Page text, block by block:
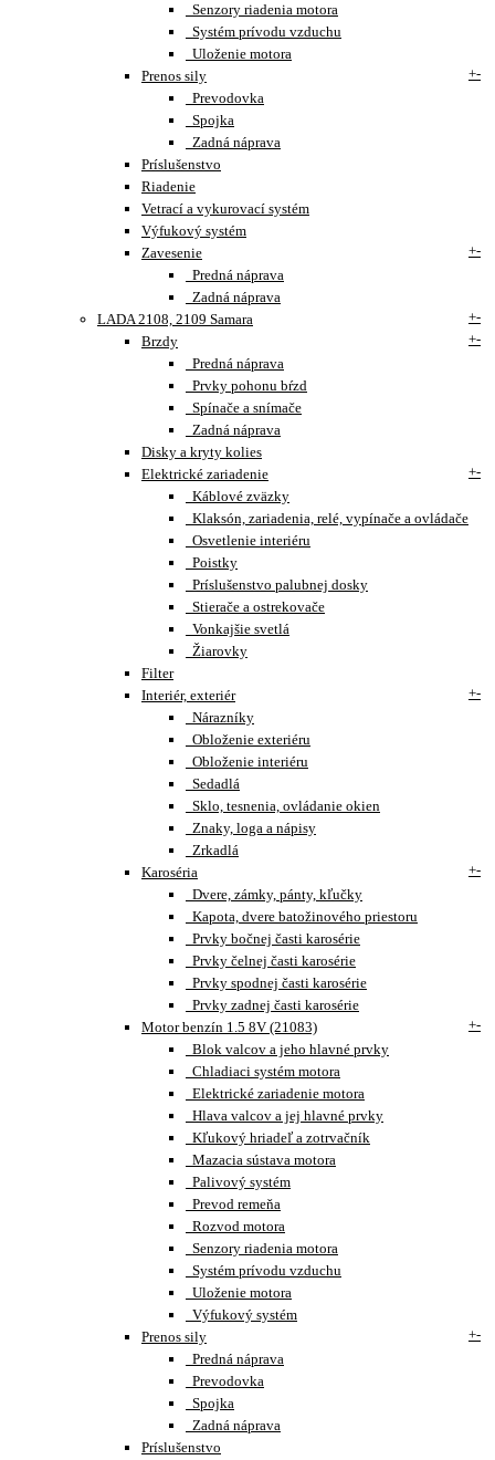
Senzory riadenia motora
Systém prívodu vzduchu
Uloženie motora
Prenos sily
+-
Prevodovka
Spojka
Zadná náprava
Príslušenstvo
Riadenie
Vetrací a vykurovací systém
Výfukový systém
Zavesenie
+-
Predná náprava
Zadná náprava
LADA 2108, 2109 Samara
+-
Brzdy
+-
Predná náprava
Prvky pohonu bŕzd
Spínače a snímače
Zadná náprava
Disky a kryty kolies
Elektrické zariadenie
+-
Káblové zväzky
Klaksón, zariadenia, relé, vypínače a ovládače
Osvetlenie interiéru
Poistky
Príslušenstvo palubnej dosky
Stierače a ostrekovače
Vonkajšie svetlá
Žiarovky
Filter
Interiér, exteriér
+-
Nárazníky
Obloženie exteriéru
Obloženie interiéru
Sedadlá
Sklo, tesnenia, ovládanie okien
Znaky, loga a nápisy
Zrkadlá
Karoséria
+-
Dvere, zámky, pánty, kľučky
Kapota, dvere batožinového priestoru
Prvky bočnej časti karosérie
Prvky čelnej časti karosérie
Prvky spodnej časti karosérie
Prvky zadnej časti karosérie
Motor benzín 1.5 8V (21083)
+-
Blok valcov a jeho hlavné prvky
Chladiaci systém motora
Elektrické zariadenie motora
Hlava valcov a jej hlavné prvky
Kľukový hriadeľ a zotrvačník
Mazacia sústava motora
Palivový systém
Prevod remeňa
Rozvod motora
Senzory riadenia motora
Systém prívodu vzduchu
Uloženie motora
Výfukový systém
Prenos sily
+-
Predná náprava
Prevodovka
Spojka
Zadná náprava
Príslušenstvo